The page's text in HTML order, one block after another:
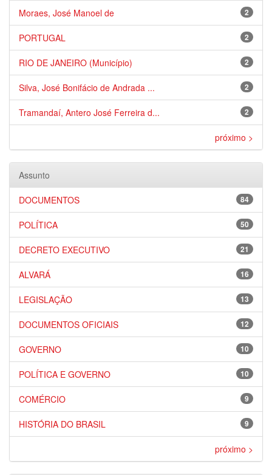
2
Moraes, José Manoel de
2
PORTUGAL
2
RIO DE JANEIRO (Município)
2
Silva, José Bonifácio de Andrada ...
2
Tramandaí, Antero José Ferreira d...
próximo >
Assunto
84
DOCUMENTOS
50
POLÍTICA
21
DECRETO EXECUTIVO
16
ALVARÁ
13
LEGISLAÇÃO
12
DOCUMENTOS OFICIAIS
10
GOVERNO
10
POLÍTICA E GOVERNO
9
COMÉRCIO
9
HISTÓRIA DO BRASIL
próximo >